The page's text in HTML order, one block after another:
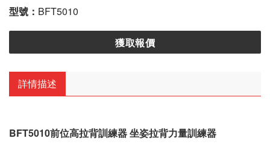
型號： BFT5010
獲取報價
詳情描述
BFT5010前位高拉背訓練器 坐姿拉背力量訓練器